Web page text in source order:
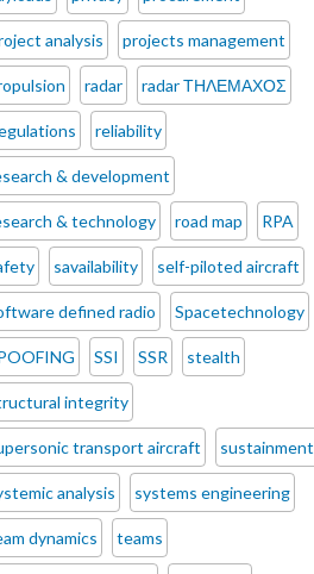
analysis projects management
radar radar ΤΗΛΕΜΑΧΟΣ
reliability
& development
& technology road map RPA
savailability self-piloted aircraft
defined radio Spacetechnology
SSI SSR stealth
integrity
transport aircraft sustainment
analysis systems engineering
dynamics teams